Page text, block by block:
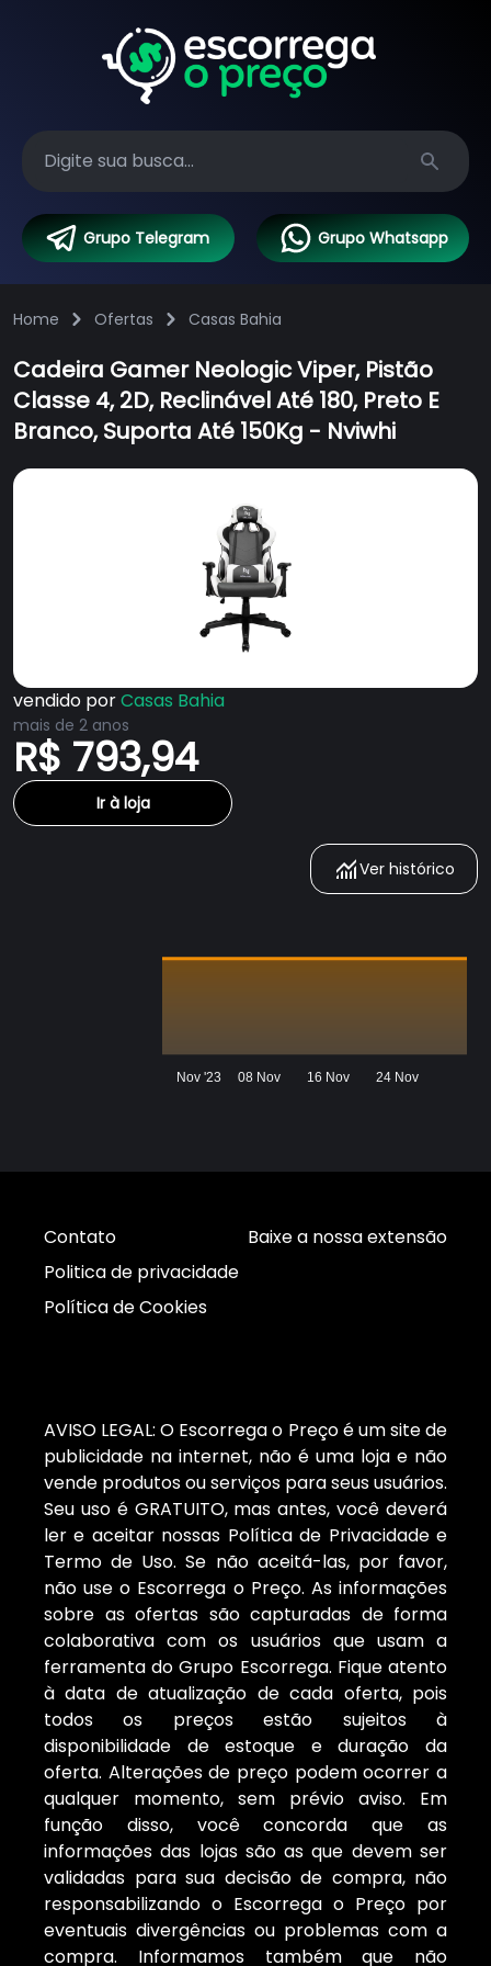
Search
Grupo Telegram Grupo Whatsapp
Home Ofertas Casas Bahia
Cadeira Gamer Neologic Viper, Pistão
Classe 4, 2D, Reclinável Até 180, Preto E
Branco, Suporta Até 150Kg - Nviwhi
vendido porCasas Bahia
mais de 2 anos
R$ 793,94
Ir à loja
Ver histórico
Nov '23 08 Nov 16 Nov 24 Nov
Contato
Politica de privacidade
Política de Cookies
Baixe a nossa extensão
AVISO LEGAL: O Escorrega o Preço é um site de
publicidade na internet, não é uma loja e não
vende produtos ou serviços para seus usuários.
Seu uso é GRATUITO, mas antes, você deverá
ler e aceitar nossas Política de Privacidade e
Termo de Uso. Se não aceitá-las, por favor,
não use o Escorrega o Preço. As informações
sobre as ofertas são capturadas de forma
colaborativa com os usuários que usam a
ferramenta do Grupo Escorrega. Fique atento
à data de atualização de cada oferta, pois
todos os preços estão sujeitos à
disponibilidade de estoque e duração da
oferta. Alterações de preço podem ocorrer a
qualquer momento, sem prévio aviso. Em
função disso, você concorda que as
informações das lojas são as que devem ser
validadas para sua decisão de compra, não
responsabilizando o Escorrega o Preço por
eventuais divergências ou problemas com a
compra. Informamos também que não